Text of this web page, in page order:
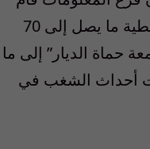
بتركيب ثلاث هوائيات على سلسلة لبنان الغربية وربطها بالشبكة لتتمكن من تغطية ما يصل إلى 70
حماة الديار” إلى ما
أحداث الشغب في